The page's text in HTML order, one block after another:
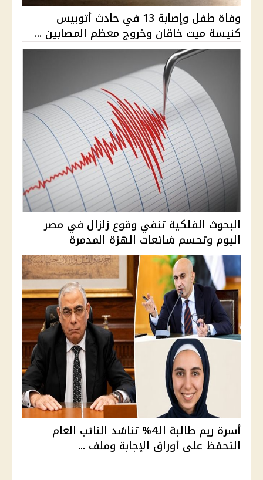
وفاة طفل وإصابة 13 في حادث أتوبيس
كنيسة ميت خاقان وخروج معظم المصابين ...
البحوث الفلكية تنفي وقوع زلزال في مصر
اليوم وتحسم شائعات الهزة المدمرة
أسرة ريم طالبة الـ4% تناشد النائب العام
التحفظ على أوراق الإجابة وملف ...